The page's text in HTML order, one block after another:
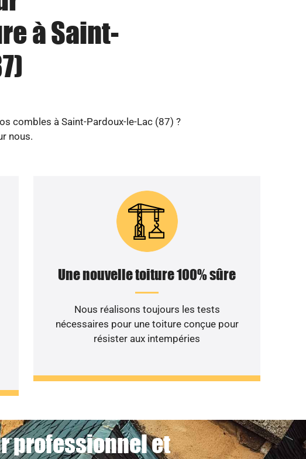
à Saint-
combles à Saint-Pardoux-le-Lac (87) ?
nous.
Une nouvelle toiture 100% sûre
Nous réalisons toujours les tests
nécessaires pour une toiture conçue pour
résister aux intempéries
professionnel et